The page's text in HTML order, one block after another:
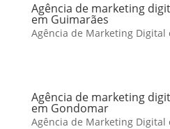
Agência de marketing
em Guimarães
Agência de Marketing Digital
Agência de marketing
em Gondomar
Agência de Marketing Digital